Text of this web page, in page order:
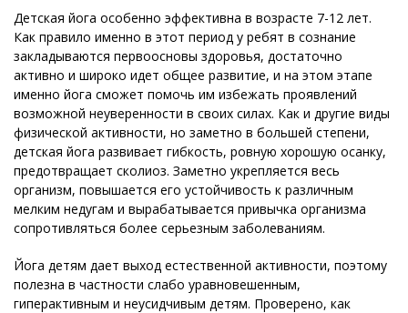
Детская йога особенно эффективна в возрасте 7-12 лет.
Как правило именно в этот период у ребят в сознание
закладываются первоосновы здоровья, достаточно
активно и широко идет общее развитие, и на этом этапе
именно йога сможет помочь им избежать проявлений
возможной неуверенности в своих силах. Как и другие виды
физической активности, но заметно в большей степени,
детская йога развивает гибкость, ровную хорошую осанку,
предотвращает сколиоз. Заметно укрепляется весь
организм, повышается его устойчивость к различным
мелким недугам и вырабатывается привычка организма
сопротивляться более серьезным заболеваниям.
Йога детям дает выход естественной активности, поэтому
полезна в частности слабо уравновешенным,
гиперактивным и неусидчивым детям. Проверено, как